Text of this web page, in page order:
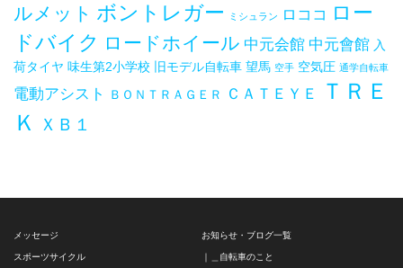
ルメット ボントレガー ミシュラン ロココ ロー
ドバイク ロードホイール 中元会館 中元會館 入
荷タイヤ 味生第2小学校 旧モデル自転車 望馬 空手 空気圧 通学自転車
電動アシスト ＢＯＮＴＲＡＧＥＲ ＣＡＴＥＹＥ
ＴＲＥ
Ｋ
ＸＢ１
メッセージ
スポーツサイクル
お知らせ・ブログ一覧
｜＿自転車のこと